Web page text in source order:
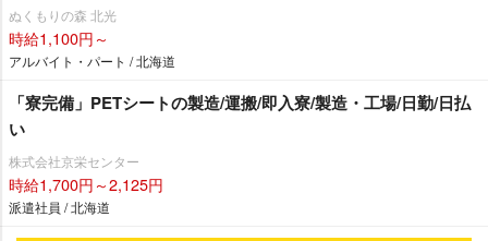
ぬくもりの森 北光
時給1,100円～
アルバイト・パート / 北海道
「寮完備」PETシートの製造/運搬/即入寮/製造・工場/日勤/日払
い
株式会社京栄センター
時給1,700円～2,125円
派遣社員 / 北海道